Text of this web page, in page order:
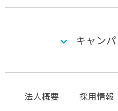
キャン
法人概要 採用情報